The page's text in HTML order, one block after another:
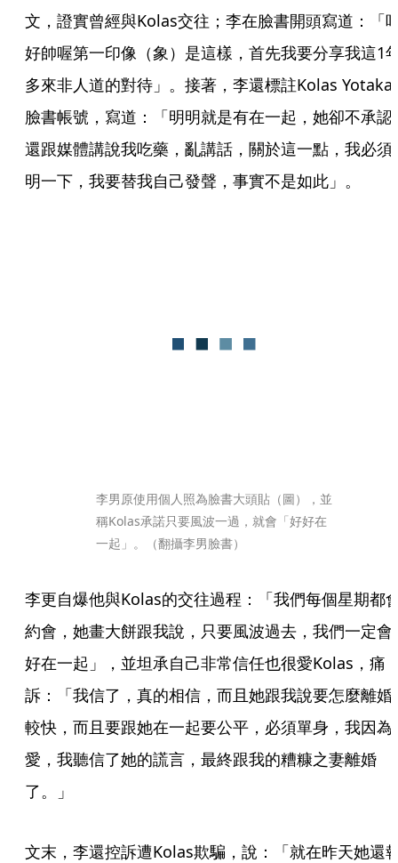
文，證實曾經與Kolas交往；李在臉書開頭寫道：「
好帥喔第一印像（象）是這樣，首先我要分享我這1
多來非人道的對待」。接著，李還標註Kolas Yotaka
臉書帳號，寫道：「明明就是有在一起，她卻不承認
還跟媒體講說我吃藥，亂講話，關於這一點，我必須
明一下，我要替我自己發聲，事實不是如此」。
李男原使用個人照為臉書大頭貼（圖），並
稱Kolas承諾只要風波一過，就會「好好在
一起」。（翻攝李男臉書）
李更自爆他與Kolas的交往過程：「我們每個星期都
約會，她畫大餅跟我說，只要風波過去，我們一定會
好在一起」，並坦承自己非常信任也很愛Kolas，痛
訴：「我信了，真的相信，而且她跟我說要怎麼離婚
較快，而且要跟她在一起要公平，必須單身，我因為
愛，我聽信了她的謊言，最終跟我的糟糠之妻離婚
了。」
文末，李還控訴遭Kolas欺騙，說：「就在昨天她還